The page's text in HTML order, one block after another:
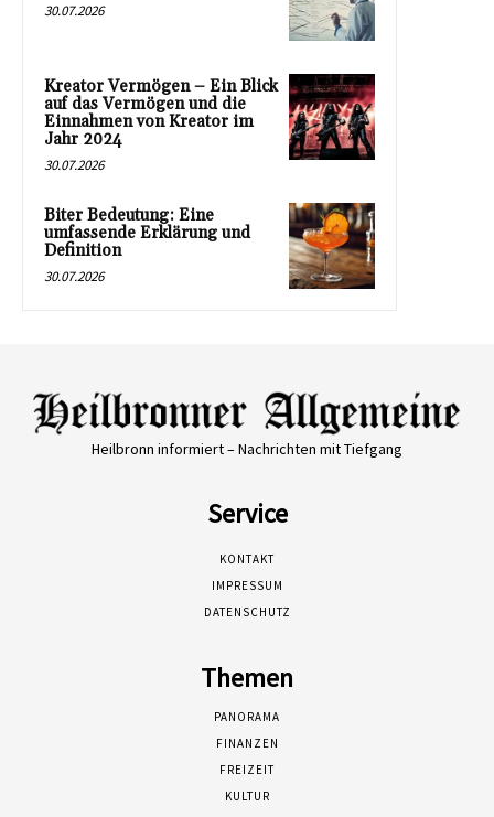
30.07.2026
Kreator Vermögen – Ein Blick
auf das Vermögen und die
Einnahmen von Kreator im
Jahr 2024
30.07.2026
Biter Bedeutung: Eine
umfassende Erklärung und
Definition
30.07.2026
Heilbronn informiert – Nachrichten mit Tiefgang
Service
KONTAKT
IMPRESSUM
DATENSCHUTZ
Themen
PANORAMA
FINANZEN
FREIZEIT
KULTUR